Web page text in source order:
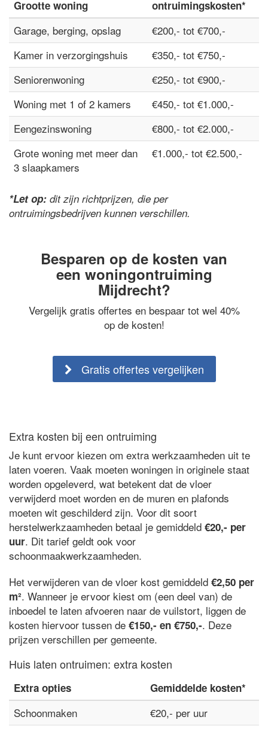
Grootte woning
ontruimingskosten*
Garage, berging, opslag
€200,- tot €700,-
Kamer in verzorgingshuis
€350,- tot €750,-
Seniorenwoning
€250,- tot €900,-
Woning met 1 of 2 kamers
€450,- tot €1.000,-
Eengezinswoning
€800,- tot €2.000,-
Grote woning met meer dan
3 slaapkamers
€1.000,- tot €2.500,-
*Let op: dit zijn richtprijzen, die per
ontruimingsbedrijven kunnen verschillen.
Besparen op de kosten van
een woningontruiming
Mijdrecht?
Vergelijk gratis offertes en bespaar tot wel 40%
op de kosten!
Gratis offertes vergelijken
Extra kosten bij een ontruiming
Je kunt ervoor kiezen om extra werkzaamheden uit te
laten voeren. Vaak moeten woningen in originele staat
worden opgeleverd, wat betekent dat de vloer
verwijderd moet worden en de muren en plafonds
moeten wit geschilderd zijn. Voor dit soort
herstelwerkzaamheden betaal je gemiddeld €20,- per
uur. Dit tarief geldt ook voor
schoonmaakwerkzaamheden.
Het verwijderen van de vloer kost gemiddeld €2,50 per
m². Wanneer je ervoor kiest om (een deel van) de
inboedel te laten afvoeren naar de vuilstort, liggen de
kosten hiervoor tussen de €150,- en €750,-. Deze
prijzen verschillen per gemeente.
Huis laten ontruimen: extra kosten
Extra opties Gemiddelde kosten*
Schoonmaken
€20,- per uur